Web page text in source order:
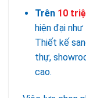
Trên 10
hiện đại như
Thiết kế
thự,
cao.